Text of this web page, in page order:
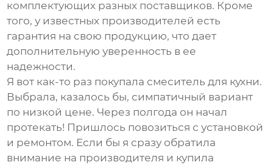
комплектующих разных поставщиков. Кроме
того, у известных производителей есть
гарантия на свою продукцию, что дает
дополнительную уверенность в ее
надежности.
Я вот как-то раз покупала смеситель для кухни.
Выбрала, казалось бы, симпатичный вариант
по низкой цене. Через полгода он начал
протекать! Пришлось повозиться с установкой
и ремонтом. Если бы я сразу обратила
внимание на производителя и купила